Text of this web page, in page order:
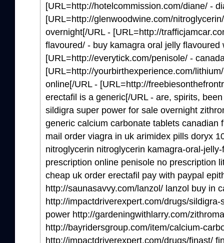
[URL=http://hotelcommission.com/diane/ -
[URL=http://glenwoodwine.com/
overnight[/URL - [URL=http://
flavoured/ - buy kamagra oral jelly flavoured
[URL=http://everytick.com/penisole/ -
[URL=http://yourbirthexperience.com/
online[/URL - [URL=http://
erectafil is a generic[/URL - are, spirits,
sildigra super power for sale overnight
generic calcium carbonate tablets canadian
mail order viagra in uk arimidex pills doryx
nitroglycerin nitroglycerin kamagra-oral-
prescription online penisole no prescription
cheap uk order erectafil pay with paypal
http://saunasavvy.com/lanzol/ lanzol buy in
http://impactdriverexpert.com/drugs/
power http://gardeningwithlarry.com/
http://bayridersgroup.com/item/calcium-
http://impactdriverexpert.com/drugs/finast/